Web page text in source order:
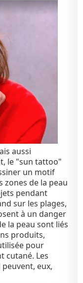
aussi
le "sun tattoo"
un motif
de la peau
pendant
sur les plages,
à un danger
la peau sont liés
produits,
pour
cutané. Les
eux,